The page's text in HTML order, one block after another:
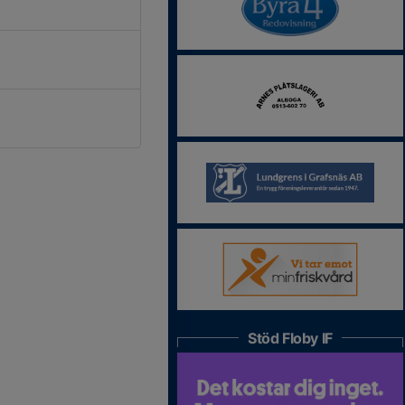
Stöd Floby IF